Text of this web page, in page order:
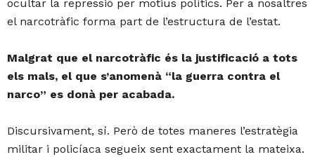
ocultar la repressió per motius polítics. Per a nosaltres
el narcotràfic forma part de l’estructura de l’estat.
Malgrat que el narcotràfic és la justificació a tots
els mals, el que s’anomenà “la guerra contra el
narco” es donà per acabada.
Discursivament, sí. Però de totes maneres l’estratègia
militar i policíaca segueix sent exactament la mateixa.